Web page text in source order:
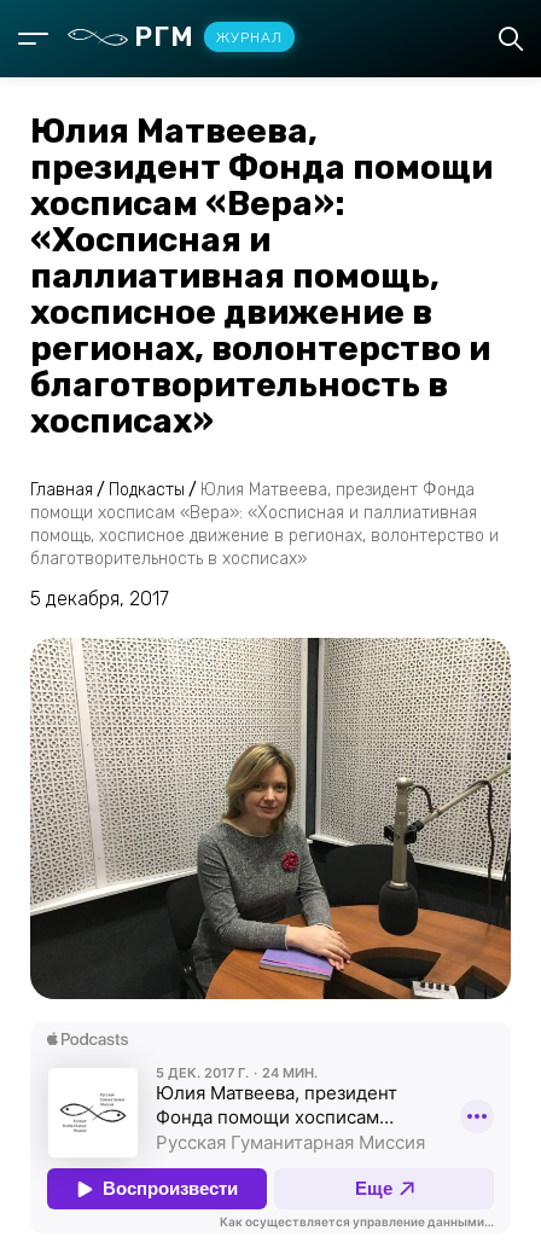
РГМ ЖУРНАЛ
Юлия Матвеева,
президент Фонда помощи
хосписам «Вера»:
«Хосписная и
паллиативная помощь,
хосписное движение в
регионах, волонтерство и
благотворительность в
хосписах»
Главная / Подкасты / Юлия Матвеева, президент Фонда
помощи хосписам «Вера»: «Хосписная и паллиативная
помощь, хосписное движение в регионах, волонтерство и
благотворительность в хосписах»
5 декабря, 2017